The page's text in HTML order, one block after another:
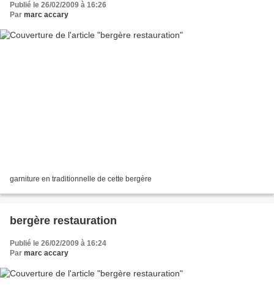
Publié le 26/02/2009 à 16:26
Par marc accary
garniture en traditionnelle de cette bergère
bergère restauration
Publié le 26/02/2009 à 16:24
Par marc accary